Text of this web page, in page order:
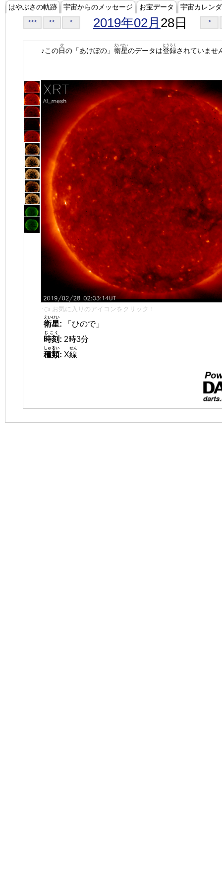
はやぶさの軌跡 宇宙からのメッセージ お宝データ 宇宙カレン
<<< << < 2019年02月 28日 >
♪この日
ひ
の「あけぼの」 衛星
えいせい
のデータは登録
とうろく
されていませ
👈 お気に入りのアイコンをクリック！
衛星
えいせい
:
「ひので」
時刻
じこく
: 2時3分
種類
しゅるい
: X線
せん